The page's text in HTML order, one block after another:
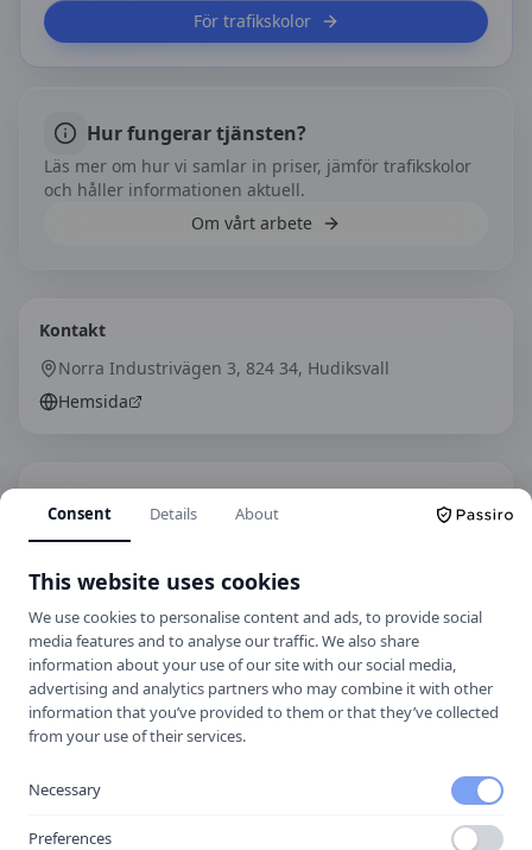
För trafikskolor
Hur fungerar tjänsten?
Läs mer om hur vi samlar in priser, jämför trafikskolor
och håller informationen aktuell.
Om vårt arbete
Kontakt
Norra Industrivägen 3, 824 34, Hudiksvall
Hemsida
Hitta hit
Consent Details About
This website uses cookies
We use cookies to personalise content and ads, to provide social
media features and to analyse our traffic. We also share
information about your use of our site with our social media,
advertising and analytics partners who may combine it with other
information that you’ve provided to them or that they’ve collected
from your use of their services.
Necessary
Preferences